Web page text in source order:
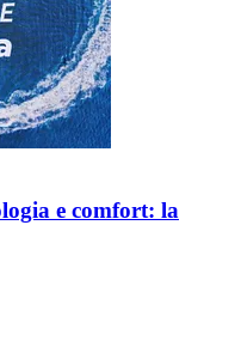
e comfort: la